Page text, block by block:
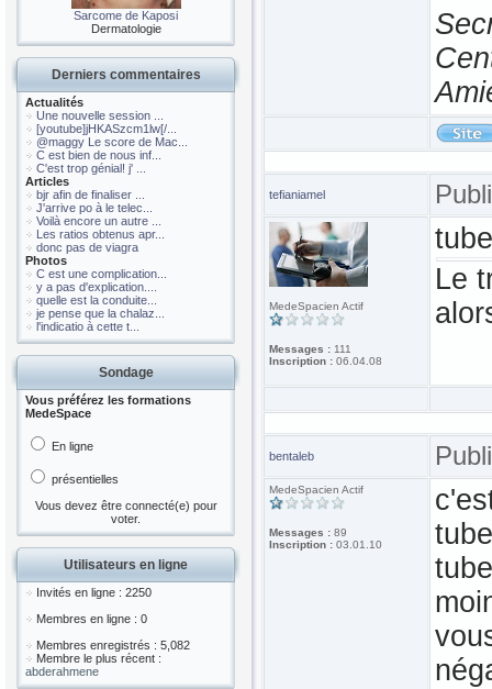
Sarcome de Kaposi
Dermatologie
Derniers commentaires
Actualités
Une nouvelle session ...
[youtube]jHKASzcm1lw[/...
@maggy Le score de Mac...
C est bien de nous inf...
C'est trop génial! j' ...
Articles
bjr afin de finaliser ...
J'arrive po à le telec...
Voilà encore un autre ...
Les ratios obtenus apr...
donc pas de viagra
Photos
C est une complication...
y a pas d'explication....
quelle est la conduite...
je pense que la chalaz...
l'indicatio à cette t...
Sondage
Vous préférez les formations
MedeSpace
En ligne
présentielles
Vous devez être connecté(e) pour
voter.
Utilisateurs en ligne
Invités en ligne : 2250
Membres en ligne : 0
Membres enregistrés : 5,082
Membre le plus récent :
abderahmene
tefianiamel
MedeSpacien Actif
Messages : 111
Inscription : 06.04.08
Le
bentaleb
MedeSpacien Actif
Messages : 89
Inscription : 03.01.10